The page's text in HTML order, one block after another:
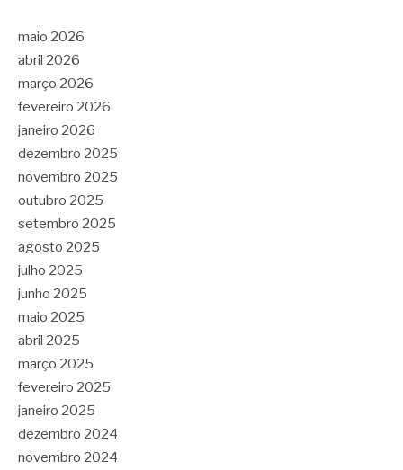
maio 2026
abril 2026
março 2026
fevereiro 2026
janeiro 2026
dezembro 2025
novembro 2025
outubro 2025
setembro 2025
agosto 2025
julho 2025
junho 2025
maio 2025
abril 2025
março 2025
fevereiro 2025
janeiro 2025
dezembro 2024
novembro 2024